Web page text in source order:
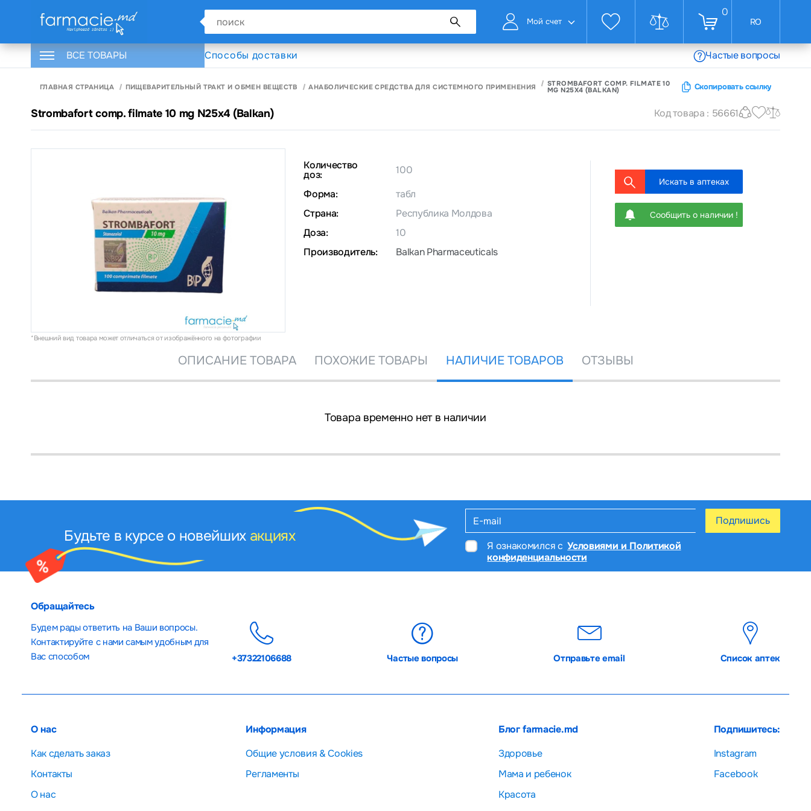
Мой счет
0
RO
ВСЕ ТОВАРЫ Способы доставки Частые вопросы
ГЛАВНАЯ СТРАНИЦА ПИЩЕВАРИТЕЛЬНЫЙ ТРАКТ И ОБМЕН ВЕЩЕСТВ АНАБОЛИЧЕСКИЕ СРЕДСТВА ДЛЯ СИСТЕМНОГО ПРИМЕНЕНИЯ STROMBAFORT COMP. FILMATE 10
MG N25X4 (BALKAN) Скопировать ссылку
Strombafort comp. filmate 10 mg N25x4 (Balkan) Код товара : 56661
*Внешний вид товара может отличаться от изображённого на фотографии
Количество
доз:
100
Форма:
табл
Страна:
Республика Молдова
Доза:
10
Производитель:
Balkan Pharmaceuticals
Искать в аптеках
Сообщить о наличии !
ОПИСАНИЕ ТОВАРА ПОХОЖИЕ ТОВАРЫ НАЛИЧИЕ ТОВАРОВ ОТЗЫВЫ
Товара временно нет в наличии
Будьте в курсе о новейших акциях
Я ознакомился с Условиями и Политикой
конфиденциальности
Подпишись
Обращайтесь
Будем рады ответить на Ваши вопросы.
Контактируйте с нами самым удобным для
Вас способом
+37322106688 Частые вопросы Отправьте email Список аптек
О нас
Как сделать заказ
Контакты
О нас
Информация
Общие условия & Cookies
Регламенты
Блог farmacie.md
Здоровье
Мама и ребенок
Красота
Подпишитесь:
Instagram
Facebook